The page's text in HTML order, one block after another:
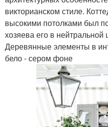
викторианском стиле.
высокими потолками был
хозяева его в
Деревянные элементы в
бело - сером фоне